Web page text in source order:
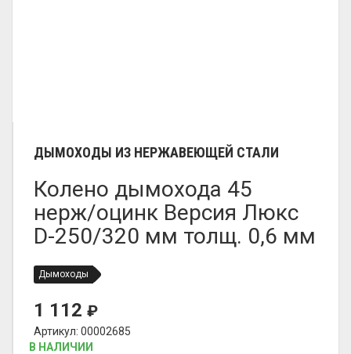
ДЫМОХОДЫ ИЗ НЕРЖАВЕЮЩЕЙ СТАЛИ
Колено дымохода 45
нерж/оцинк Версия Люкс
D-250/320 мм толщ. 0,6 мм
Дымоходы
1 112 ₽
Артикул: 00002685
В НАЛИЧИИ